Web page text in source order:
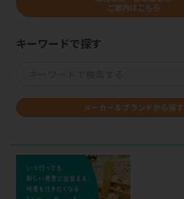
ご案内はこちら
キーワードで探す
メーカー＆ブランドから探す